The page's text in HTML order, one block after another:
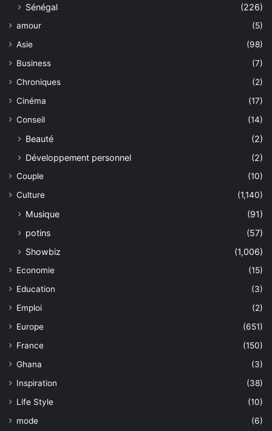
Sénégal
(226)
amour
(5)
Asie
(98)
Business
(7)
Chroniques
(2)
Cinéma
(17)
Conseil
(14)
Beauté
(2)
Développement personnel
(2)
Couple
(10)
Culture
(1,140)
Musique
(91)
potins
(57)
Showbiz
(1,006)
Economie
(15)
Education
(3)
Emploi
(2)
Europe
(651)
France
(150)
Ghana
(3)
Inspiration
(38)
Life Style
(10)
mode
(6)